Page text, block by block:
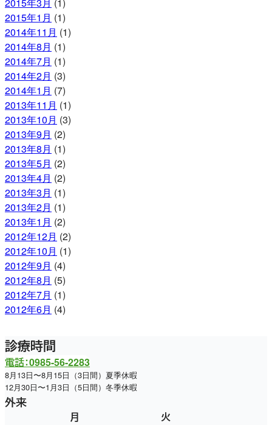
2015年3月 (1)
2015年1月 (1)
2014年11月 (1)
2014年8月 (1)
2014年7月 (1)
2014年2月 (3)
2014年1月 (7)
2013年11月 (1)
2013年10月 (3)
2013年9月 (2)
2013年8月 (1)
2013年5月 (2)
2013年4月 (2)
2013年3月 (1)
2013年2月 (1)
2013年1月 (2)
2012年12月 (2)
2012年10月 (1)
2012年9月 (4)
2012年8月 (5)
2012年7月 (1)
2012年6月 (4)
診療時間
電話：0985-56-2283
8月13日〜8月15日（3日間）夏季休暇
12月30日〜1月3日（5日間）冬季休暇
外来
月 火